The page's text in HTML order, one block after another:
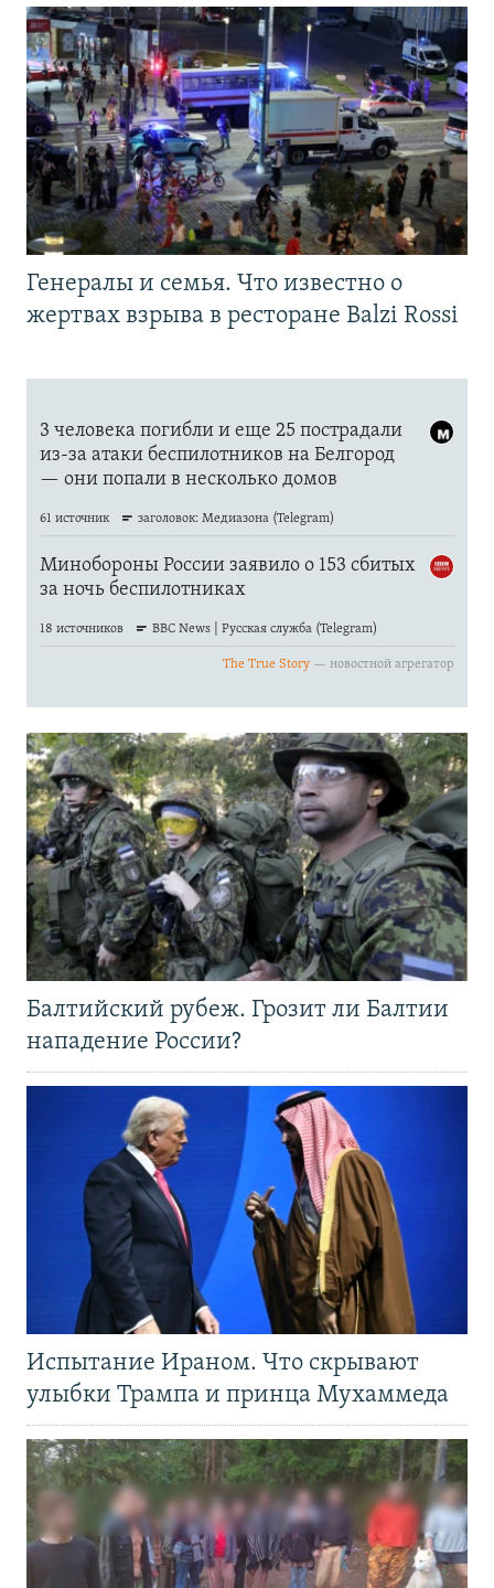
Генералы и семья. Что известно о
жертвах взрыва в ресторане Balzi Rossi
Балтийский рубеж. Грозит ли Балтии
нападение России?
Испытание Ираном. Что скрывают
улыбки Трампа и принца Мухаммеда